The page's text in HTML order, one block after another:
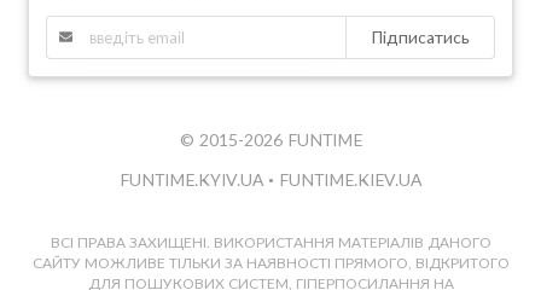
Підписатись
© 2015-2026 FUNTIME
FUNTIME.KYIV.UA • FUNTIME.KIEV.UA
ВСІ ПРАВА ЗАХИЩЕНІ. ВИКОРИСТАННЯ МАТЕРІАЛІВ ДАНОГО
САЙТУ МОЖЛИВЕ ТІЛЬКИ ЗА НАЯВНОСТІ ПРЯМОГО, ВІДКРИТОГО
ДЛЯ ПОШУКОВИХ СИСТЕМ, ГІПЕРПОСИЛАННЯ НА